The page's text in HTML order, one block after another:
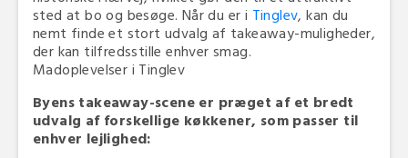
sted at bo og besøge. Når du er i Tinglev, kan du
nemt finde et stort udvalg af takeaway-muligheder,
der kan tilfredsstille enhver smag.
Madoplevelser i Tinglev
Byens takeaway-scene er præget af et bredt
udvalg af forskellige køkkener, som passer til
enhver lejlighed: